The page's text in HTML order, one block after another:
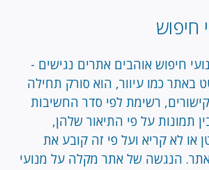
חיפוש
חיפוש אוהבים אתרים נגישים -
באתר כמו עיוור, הוא סורק תחילה
רשימת לפי סדר החשיבות
תמונות על פי התיאור שלהן,
לא קריא ועל פי זה קובע את
הנגשה של אתר מקלה על מנועי